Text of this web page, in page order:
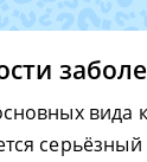
вида